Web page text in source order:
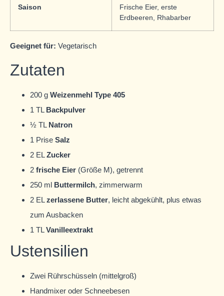
Saison
Frische Eier, erste
Erdbeeren, Rhabarber
Geeignet für: Vegetarisch
Zutaten
200 g Weizenmehl Type 405
1 TL Backpulver
½ TL Natron
1 Prise Salz
2 ELZucker
2 frische Eier (Größe M), getrennt
250 ml Buttermilch, zimmerwarm
2 ELzerlassene Butter, leicht abgekühlt, plus etwas
zum Ausbacken
1 TLVanilleextrakt
Ustensilien
Zwei Rührschüsseln (mittelgroß)
Handmixer oder Schneebesen